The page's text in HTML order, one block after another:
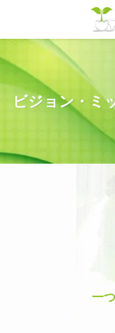
ビジョン・ミ
一つ